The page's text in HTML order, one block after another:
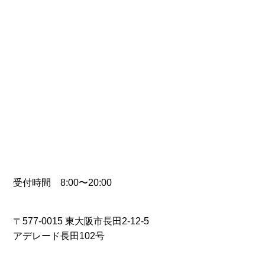
受付時間 8:00〜20:00
〒577-0015 東大阪市長田2-12-5
アデレード長田102号